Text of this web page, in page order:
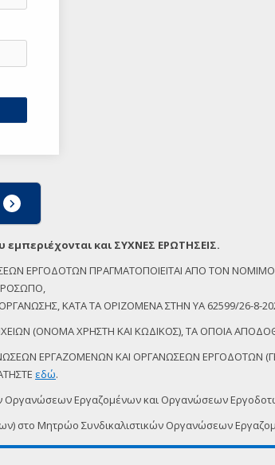
και ΣΥΧΝΕΣ ΕΡΩΤΗΣΕΙΣ.
ΕΡΓΟΔΟΤΩΝ ΠΡΑΓΜΑΤΟΠΟΙΕΙΤΑΙ ΑΠΟ ΤΟΝ
ΚΑΤΑ ΤΑ ΟΡΙΖΟΜΕΝΑ ΣΤΗΝ ΥΑ 62599/26-8-
(ΟΝΟΜΑ ΧΡΗΣΤΗ ΚΑΙ ΚΩΔΙΚΟΣ), ΤΑ ΟΠΟΙΑ
ΕΡΓΑΖΟΜΕΝΩΝ ΚΑΙ ΟΡΓΑΝΩΣΕΩΝ ΕΡΓΟΔΟΤΩΝ
εδώ.
Οργανώσεων Εργαζομένων και Οργανώσεων
στο Μητρώο Συνδικαλιστικών Οργανώσεων